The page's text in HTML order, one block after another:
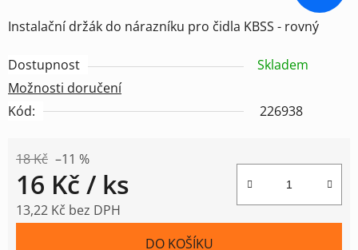
Instalační držák do nárazníku pro čidla KBSS - rovný
Dostupnost
Skladem
Možnosti doručení
Kód:
226938
18 Kč –11 %
16 Kč / ks
13,22 Kč bez DPH
DO KOŠÍKU